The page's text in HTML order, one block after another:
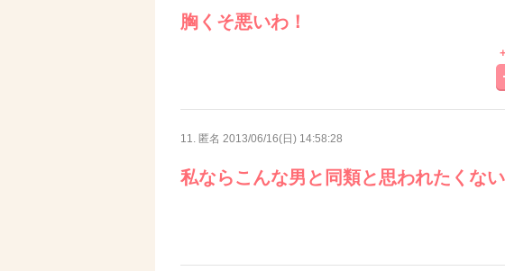
胸くそ悪いわ！
11. 匿名 2013/06/16(日) 14:58:28
私ならこんな男と同類と思われたくない